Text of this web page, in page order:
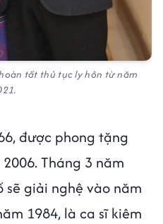
tất thủ tục ly hôn từ năm
được phong tặng
Tháng 3 năm
giải nghệ vào năm
1984, là ca sĩ kiêm